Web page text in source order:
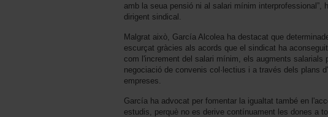
amb la seua pensió ni al salari mínim interprofessional”,
dirigent sindical.
Malgrat això, García Alcolea ha destacat que
escurçat gràcies als acords que el sindicat ha
com l'increment del salari mínim, els augments salarials
negociació de convenis col·lectius i a través dels plans
empreses.
García ha advocat per fomentar la igualtat també en
estudis, perquè no es derive contínuament les dones a